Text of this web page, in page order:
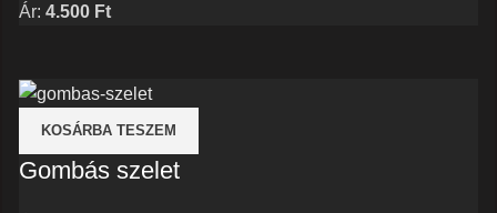
Ár: 4.500 Ft
KOSÁRBA TESZEM
Gombás szelet